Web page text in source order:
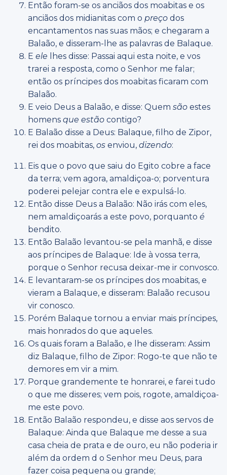
Então foram-se os anciãos dos moabitas e os
anciãos dos midianitas com o preço dos
encantamentos nas suas mãos; e chegaram a
Balaão, e disseram-lhe as palavras de Balaque.
E ele
lhes disse: Passai aqui esta noite, e vos
trarei a resposta, como o Senhor me falar;
então os príncipes dos moabitas ficaram com
Balaão.
E veio Deus a Balaão, e disse: Quem são estes
homens que estão contigo?
E Balaão disse a Deus: Balaque, filho de Zipor,
rei dos moabitas, os enviou, dizendo:
Eis que o povo que saiu do Egito cobre a face
da terra; vem agora, amaldiçoa-o; porventura
poderei pelejar contra ele e expulsá-lo.
Então disse Deus a Balaão: Não irás com eles,
nem amaldiçoarás a este povo, porquanto é
bendito.
Então Balaão levantou-se pela manhã, e disse
aos príncipes de Balaque: Ide à vossa terra,
porque o Senhor recusa deixar-me ir convosco.
E levantaram-se os príncipes dos moabitas, e
vieram a Balaque, e disseram: Balaão recusou
vir conosco.
Porém Balaque tornou a enviar mais príncipes,
mais honrados do que aqueles.
Os quais foram a Balaão, e lhe disseram: Assim
diz Balaque, filho de Zipor: Rogo-te que não te
demores em vir a mim.
Porque grandemente te honrarei, e farei tudo
o que me disseres; vem pois, rogote, amaldiçoa-
me este povo.
Então Balaão respondeu, e disse aos servos de
Balaque: Ainda que Balaque me desse a sua
casa cheia de prata e de ouro, eu não poderia ir
além da ordem d o Senhor meu Deus, para
fazer coisa pequena ou grande;